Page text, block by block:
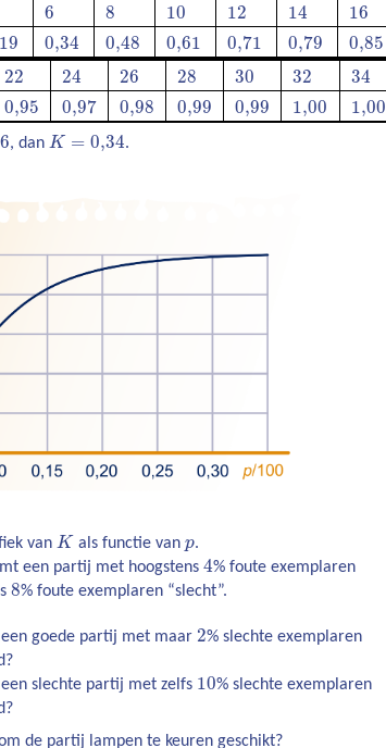
6 8 10 12 14 16
0,34 0,48 0,61 0,71 0,79 0,85
22 24 26 28 30 32 34
0,95 0,97 0,98 0,99 0,99 1,00 1,00
6, dan K = 0,34.
van K als functie van p.
een partij met hoogstens 4% foute exemplaren
8% foute exemplaren “slecht”.
goede partij met maar 2% slechte exemplaren
slechte partij met zelfs 10% slechte exemplaren
de partij lampen te keuren geschikt?